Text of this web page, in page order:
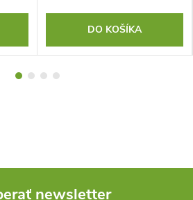
DO KOŠÍKA
newsletter